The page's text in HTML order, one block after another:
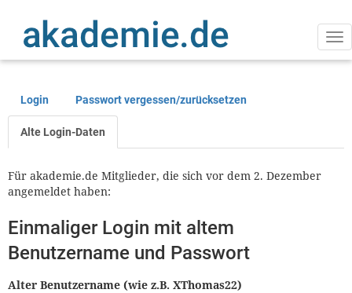
Inhalt
Primäre
Reiter
Login Passwort vergessen/zurücksetzen
Alte Login-Daten
Für akademie.de Mitglieder, die sich vor dem 2. Dezember
angemeldet haben:
Einmaliger Login mit altem
Benutzername und Passwort
Alter Benutzername (wie z.B. XThomas22)